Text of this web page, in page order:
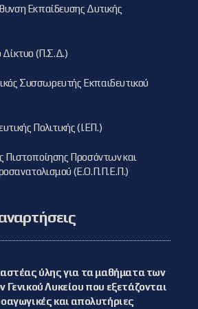
Εκπαίδευσης Δυτικής
Δίκτυο (Π.Σ.Δ.)
Συσσωρευτής Εκπαιδευτικού
Πολιτικής (Ι.ΕΠ.)
Πιστοποίησης Προσόντων και
(Ε.Ο.Π.Π.Ε.Π.)
ύλης για τα μαθήματα των
Γενικού Λυκείου που εξετάζονται
και απολυτήριες